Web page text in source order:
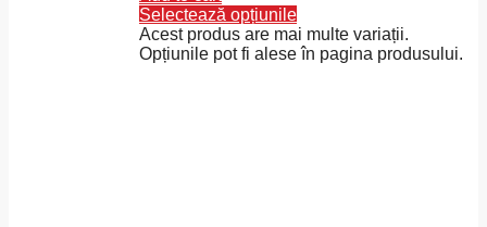
Selectează opțiunile
Acest produs are mai multe variații.
Opțiunile pot fi alese în pagina produsului.